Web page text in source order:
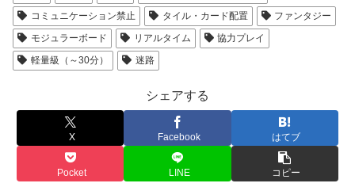
コミュニケーション禁止
タイル・カード配置
ファンタジー
モジュラーボード
リアルタイム
協力プレイ
軽量級（～30分）
迷路
シェアする
X Facebook はてブ
Pocket LINE コピー